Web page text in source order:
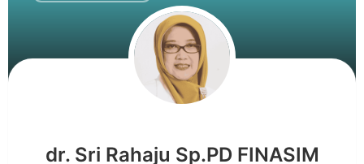
dr. Sri Rahaju Sp.PD FINASIM